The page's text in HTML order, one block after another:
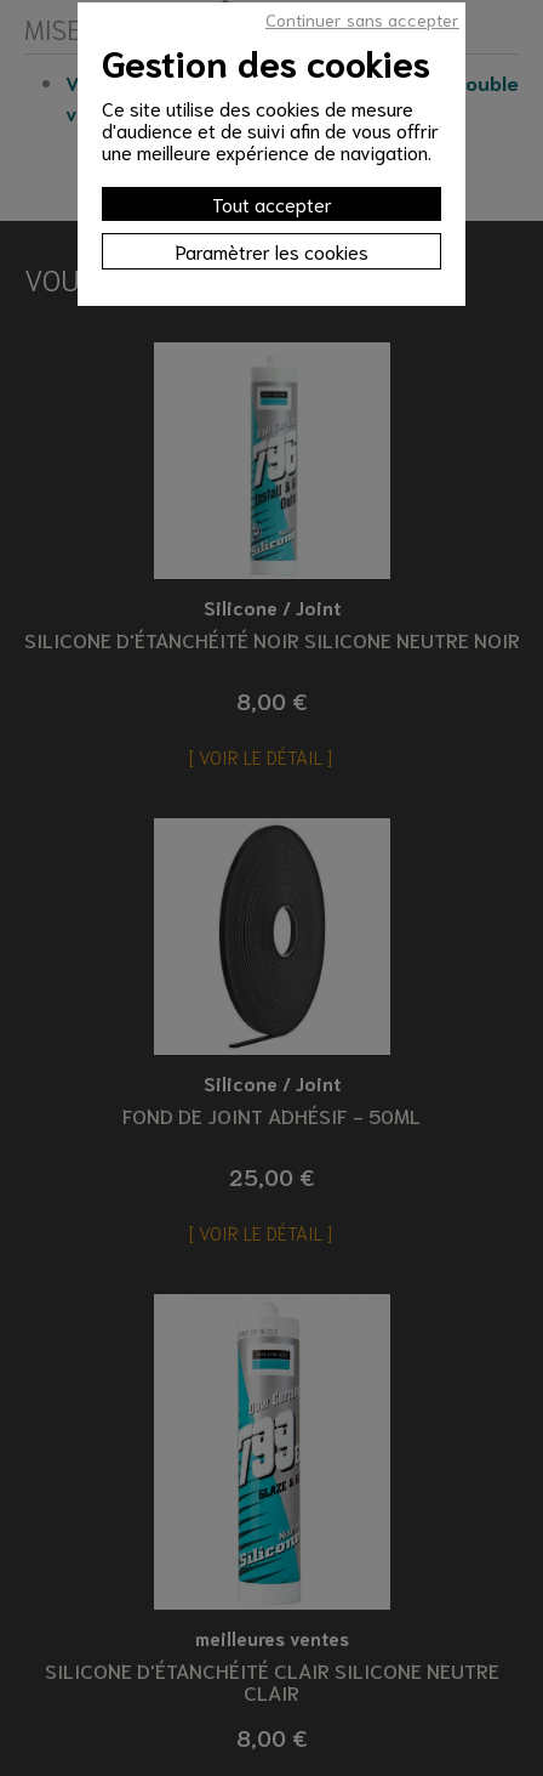
Gestion des cookies
Ce site utilise des cookies de mesure
d'audience et de suivi afin de vous offrir
une meilleure expérience de navigation.
Tout accepter
Paramètrer les cookies
Continuer sans accepter
MISE EN ŒUVRE
Voir nos tutoriels de mise en œuvre du double
vitrage
VOUS AIMEREZ AUSSI
Silicone / Joint
SILICONE D'ÉTANCHÉITÉ NOIR SILICONE NEUTRE NOIR
8,00 €
VOIR LE DÉTAIL
Silicone / Joint
FOND DE JOINT ADHÉSIF - 50ML
25,00 €
VOIR LE DÉTAIL
meilleures ventes
SILICONE D'ÉTANCHÉITÉ CLAIR SILICONE NEUTRE
CLAIR
8,00 €